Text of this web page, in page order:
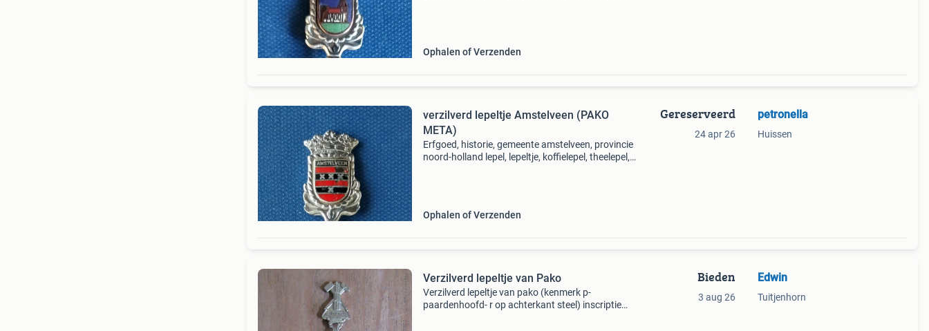
Ophalen of Verzenden
verzilverd lepeltje Amstelveen (PAKO
META)
Erfgoed, historie, gemeente amstelveen, provincie
noord-holland lepel, lepeltje, koffielepel, theelepel,
Ophalen of Verzenden
Gereserveerd
24 apr 26
petronella
Huissen
Verzilverd lepeltje van Pako
Verzilverd lepeltje van pako (kenmerk p-
paardenhoofd- r op achterkant steel) inscriptie
Bieden
3 aug 26
Edwin
Tuitjenhorn